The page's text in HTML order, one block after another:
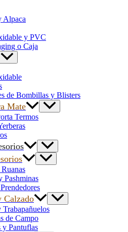
Alpaca
y PVC
o Caja
de Bombillas y Blisters
Mate
Termos
Pashminas
Calzado
Trabapañuelos
de Campo
y Pantuflas